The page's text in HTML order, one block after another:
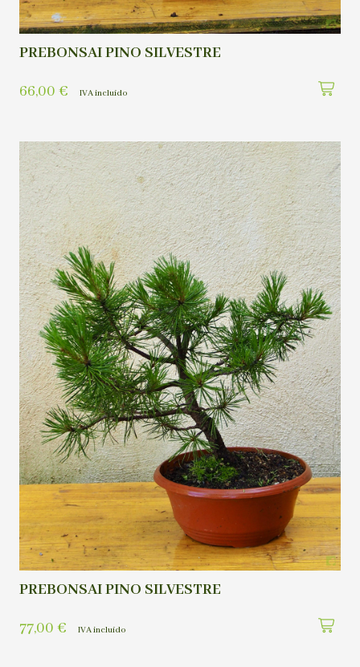
PREBONSAI PINO SILVESTRE
66,00 € IVA incluído
PREBONSAI PINO SILVESTRE
77,00 € IVA incluído